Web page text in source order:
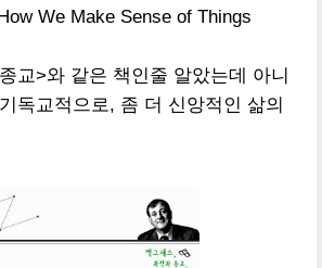
We Make Sense of Things
교>와 같은 책인줄 알았는데 아니
독교적으로, 좀 더 신앙적인 삶의